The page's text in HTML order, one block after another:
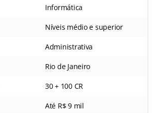
Informática
Níveis médio e superior
Administrativa
Rio de Janeiro
30 + 100 CR
Até R$ 9 mil